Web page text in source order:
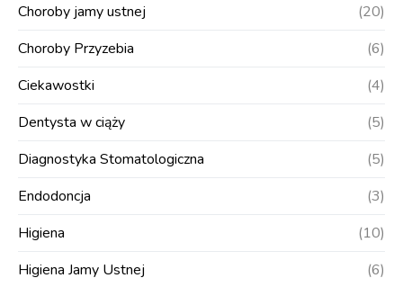
Choroby jamy ustnej
(20)
Choroby Przyzebia
(6)
Ciekawostki
(4)
Dentysta w ciąży
(5)
Diagnostyka Stomatologiczna
(5)
Endodoncja
(3)
Higiena
(10)
Higiena Jamy Ustnej
(6)